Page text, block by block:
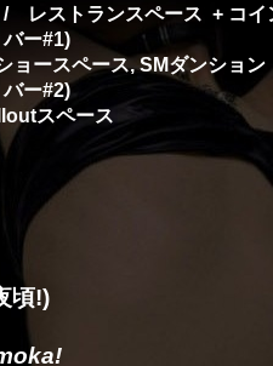
レストランスペース + コイ
ー#1)
ョースペース, SMダンション
ー#2)
スペース
頃!)